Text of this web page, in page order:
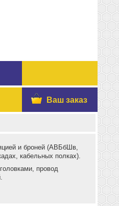
Ваш заказ
и броней (АВБбШв,
кабельных полках).
провод